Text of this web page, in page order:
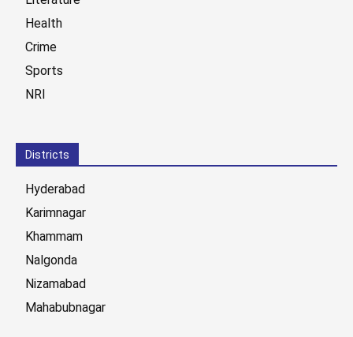
Health
Crime
Sports
NRI
Districts
Hyderabad
Karimnagar
Khammam
Nalgonda
Nizamabad
Mahabubnagar